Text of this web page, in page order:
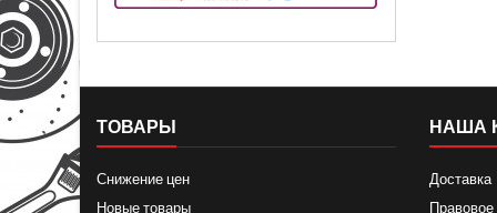
ТОВАРЫ
Снижение цен
Новые товары
НАША
Доставка